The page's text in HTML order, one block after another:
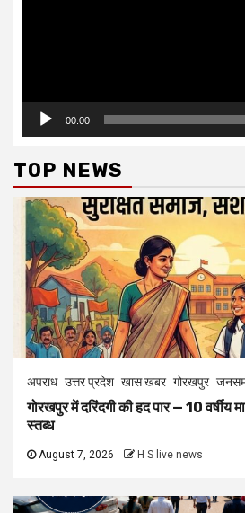
00:00
TOP NEWS
अपराध उत्तर प्रदेश खास खबर गोरखपुर
गोरखपुर में दरिंदगी की हद पार — 10 वर्षीय
स्तब्ध
August 7, 2026 H S live news